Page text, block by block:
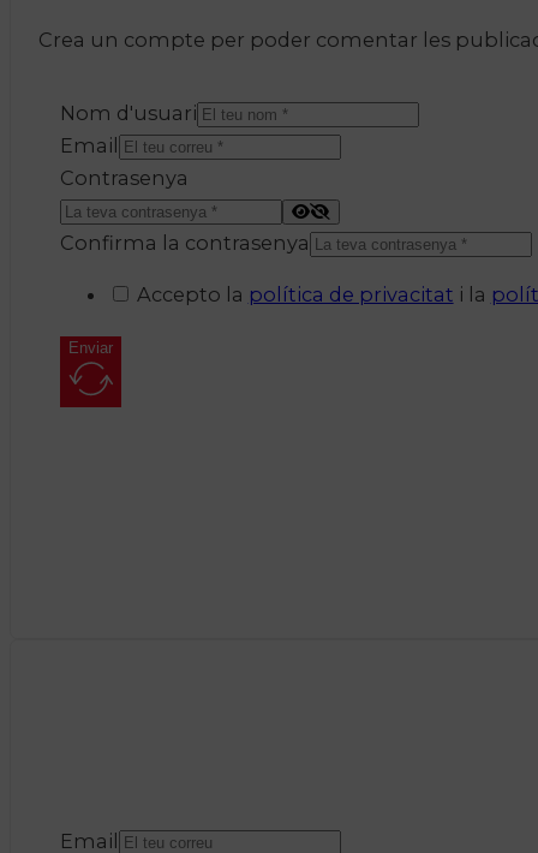
Crea un compte per poder comentar les
Nom d'usuari
Email
Contrasenya
Confirma la contrasenya
Accepto la política de privacitat i la
Enviar
Email